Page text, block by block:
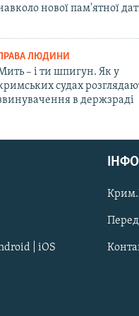
нової пам'ятної
ЛЮДИНИ
– і ти шпигун. Як у
судах
в держзраді
| iOS
ІНФО